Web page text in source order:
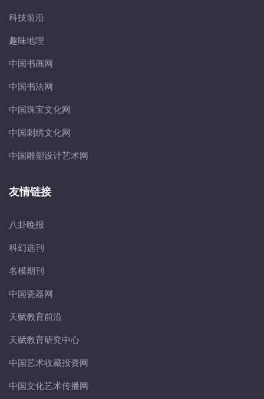
科技前沿
趣味地理
中国书画网
中国书法网
中国珠宝文化网
中国刺绣文化网
中国雕塑设计艺术网
友情链接
八卦晚报
科幻选刊
名模期刊
中国瓷器网
天赋教育前沿
天赋教育研究中心
中国艺术收藏投资网
中国文化艺术传播网